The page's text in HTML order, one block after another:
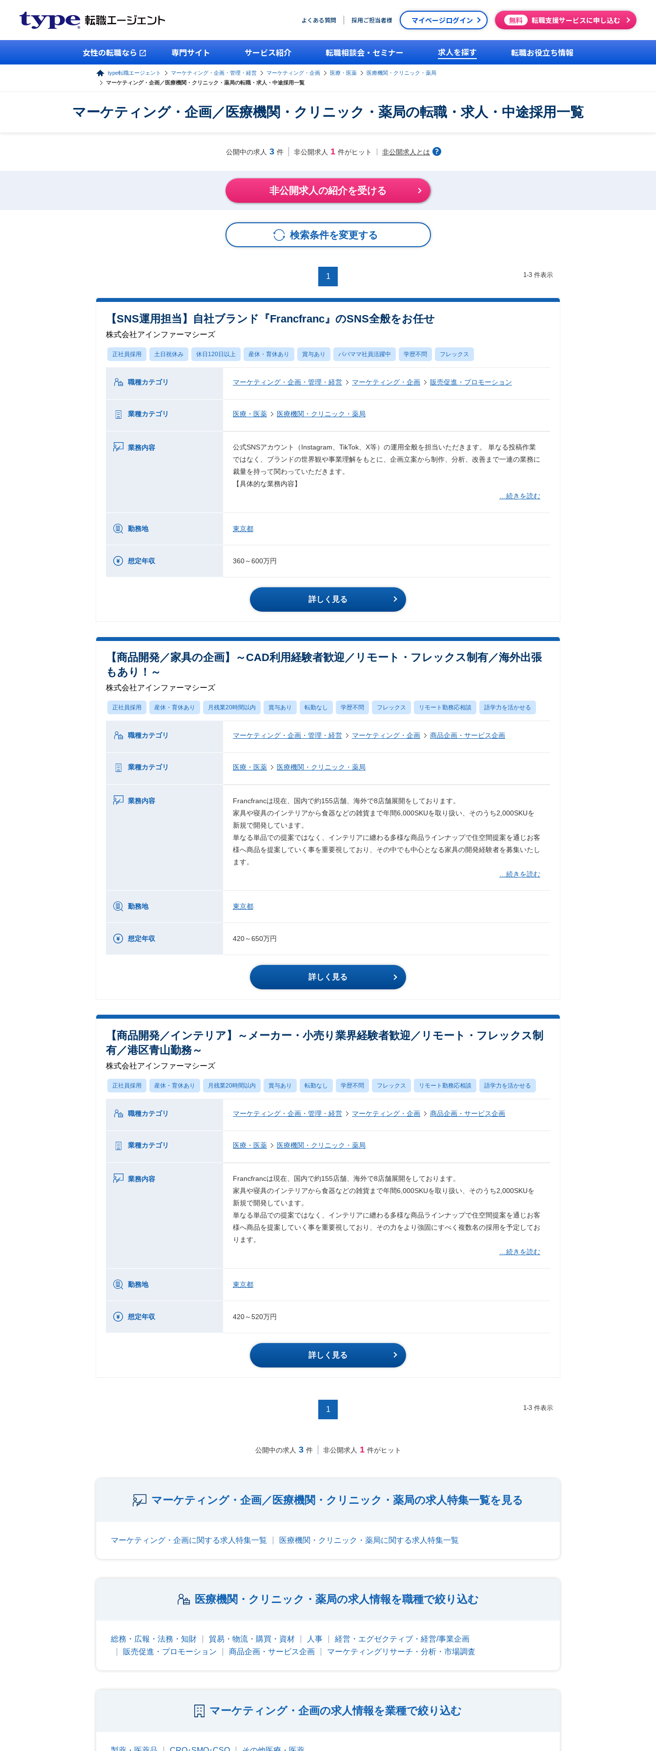
よくある質問 採用ご担当者様 マイページログイン 無料 転職支援サービスに申し込む
女性の転職なら 専門サイト サービス紹介 転職相談会・セミナー 求人を探す 転職お役立ち情報
type転職エージェント マーケティング・企画・管理・経営 マーケティング・企画 医療・医薬
医療機関・クリニック・薬局
マーケティング・企画／医療機関・クリニック・薬局の転職・求人・中途採用一覧
マーケティング・企画／医療機関・クリニック・薬局の転職・求人・中途採用一覧
公開中の求人 3 件 非公開求人 1 件がヒット 非公開求人とは
非公開求人の紹介を受ける
検索条件を変更する
1 1-3 件表示
【SNS運用担当】自社ブランド『Francfranc』のSNS全般をお任せ
株式会社アインファーマシーズ
正社員採用 土日祝休み 休日120日以上 産休・育休あり 賞与あり パパママ社員活躍中 学歴不問 フレックス
職種カテゴリ マーケティング・企画・管理・経営 マーケティング・企画 販売促進・プロモーション
業種カテゴリ 医療・医薬 医療機関・クリニック・薬局
業務内容
公式SNSアカウント（Instagram、TikTok、X等）の運用全般を担当いただきます。 単なる投稿作業
ではなく、ブランドの世界観や事業理解をもとに、企画立案から制作、分析、改善まで一連の業務に
裁量を持って関わっていただきます。
【具体的な業務内容】
…続きを読む
勤務地 東京都
想定年収 360～600万円
詳しく見る
【商品開発／家具の企画】～CAD利用経験者歓迎／リモート・フレックス制有／海外出張
もあり！～
株式会社アインファーマシーズ
正社員採用 産休・育休あり 月残業20時間以内 賞与あり 転勤なし 学歴不問 フレックス リモート勤務応相談 語学力を活かせる
職種カテゴリ マーケティング・企画・管理・経営 マーケティング・企画 商品企画・サービス企画
業種カテゴリ 医療・医薬 医療機関・クリニック・薬局
業務内容
Francfrancは現在、国内で約155店舗、海外で8店舗展開をしております。
家具や寝具のインテリアから食器などの雑貨まで年間6,000SKUを取り扱い、そのうち2,000SKUを
新規で開発しています。
単なる単品での提案ではなく、インテリアに纏わる多様な商品ラインナップで住空間提案を通じお客
様へ商品を提案していく事を重要視しており、その中でも中心となる家具の開発経験者を募集いたし
ます。
…続きを読む
勤務地 東京都
想定年収 420～650万円
詳しく見る
【商品開発／インテリア】～メーカー・小売り業界経験者歓迎／リモート・フレックス制
有／港区青山勤務～
株式会社アインファーマシーズ
正社員採用 産休・育休あり 月残業20時間以内 賞与あり 転勤なし 学歴不問 フレックス リモート勤務応相談 語学力を活かせる
職種カテゴリ マーケティング・企画・管理・経営 マーケティング・企画 商品企画・サービス企画
業種カテゴリ 医療・医薬 医療機関・クリニック・薬局
業務内容
Francfrancは現在、国内で約155店舗、海外で8店舗展開をしております。
家具や寝具のインテリアから食器などの雑貨まで年間6,000SKUを取り扱い、そのうち2,000SKUを
新規で開発しています。
単なる単品での提案ではなく、インテリアに纏わる多様な商品ラインナップで住空間提案を通じお客
様へ商品を提案していく事を重要視しており、その力をより強固にすべく複数名の採用を予定してお
ります。
…続きを読む
勤務地 東京都
想定年収 420～520万円
詳しく見る
1 1-3 件表示
公開中の求人 3 件 非公開求人 1 件がヒット
マーケティング・企画／医療機関・クリニック・薬局の求人特集一覧を見る
マーケティング・企画に関する求人特集一覧 医療機関・クリニック・薬局に関する求人特集一覧
医療機関・クリニック・薬局の求人情報を職種で絞り込む
総務・広報・法務・知財 貿易・物流・購買・資材 人事
経営・エグゼクティブ・経営/事業企画
販売促進・プロモーション
商品企画・サービス企画 マーケティングリサーチ・分析・市場調査
マーケティング・企画の求人情報を業種で絞り込む